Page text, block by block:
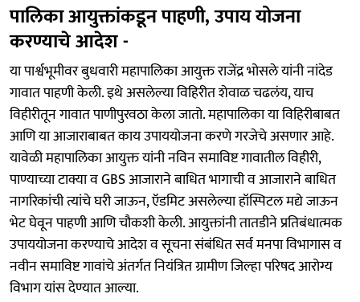
पालिका आयुक्तांकडून पाहणी, उपाय योजना
करण्याचे आदेश -
या पार्श्वभूमीवर बुधवारी महापालिका आयुक्त राजेंद्र भोसले यांनी नांदेड
गावात पाहणी केली. इथे असलेल्या विहिरीत शेवाळ चढलंय, याच
विहीरीतून गावात पाणीपुरवठा केला जातो. महापालिका या विहिरीबाबत
आणि या आजाराबाबत काय उपाययोजना करणे गरजेचे असणार आहे.
यावेळी महापालिका आयुक्त यांनी नविन समाविष्ट गावातील विहीरी,
पाण्याच्या टाक्या व GBS आजाराने बाधित भागाची व आजाराने बाधित
नागरिकांची त्यांचे घरी जाऊन, ऍडमिट असलेल्या हॉस्पिटल मद्ये जाऊन
भेट घेवून पाहणी आणि चौकशी केली. आयुक्तांनी तातडीने प्रतिबंधात्मक
उपाययोजना करण्याचे आदेश व सूचना संबंधित सर्व मनपा विभागास व
नवीन समाविष्ट गावांचे अंतर्गत नियंत्रित ग्रामीण जिल्हा परिषद आरोग्य
विभाग यांस देण्यात आल्या.